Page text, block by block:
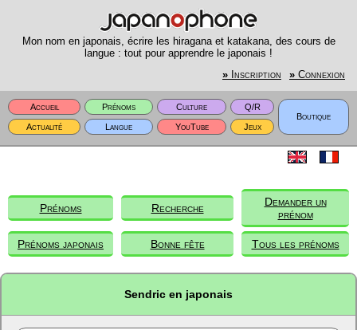
Mon nom en japonais, écrire les hiragana et katakana, des cours de
langue : tout pour apprendre le japonais !
» Inscription » Connexion
Accueil Prénoms Culture
Q/R
Boutique
Actualité
Langue YouTube Jeux
Prénoms Recherche
Demander un
prénom
Prénoms japonais Bonne fête Tous les prénoms
Sendric en japonais